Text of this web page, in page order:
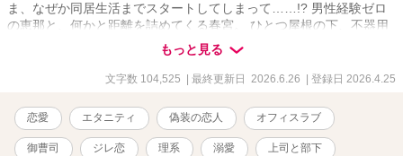
ま、なぜか同居生活までスタートしてしまって……!? 男性経験ゼロ
の恵那と、何かと距離を詰めてくる春宮。 ひとつ屋根の下、不器用
すぎるふたりの“偽装”から始まる焦れ甘ラブストーリー。
もっと見る
文字数 104,525 | 最終更新日 2026.6.26 | 登録日 2026.4.25
恋愛 エタニティ 偽装の恋人 オフィスラブ
御曹司 ジレ恋 理系 溺愛 上司と部下